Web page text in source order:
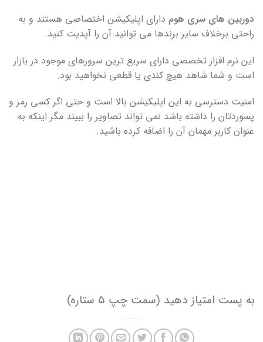
دوربین های سری هوم دارای اپلیکیشن اختصاصی هستند و به
راحتی برخلاف سایر برندها می توانید آن را آپدیت کنید.
این نرم افزار تخصصی دارای سریع ترین سرورهای موجود در بازار
است و شما شاهد هیچ کندی یا قطعی نخواهید بود.
امنیت دسترسی به این اپلیکیشن بالا است و حتی اگر کسی رمز و
پسوردتان را داشته باشد نمی تواند تصاویر را ببیند مگر اینکه به
عنوان کاربر مهمان آن را اضافه کرده باشید.
به پست امتیاز دهید (سمت چپ 5 ستاره)